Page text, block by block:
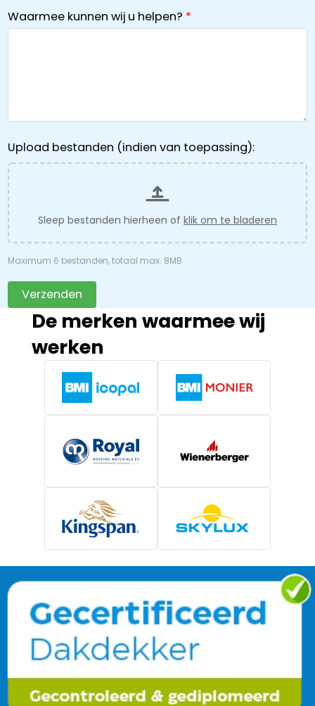
Waarmee kunnen wij u helpen?
Upload bestanden (indien van toepassing):
Sleep bestanden hierheen of klik om te bladeren
Maximum 6 bestanden, totaal max. 8MB
Verzenden
De merken waarmee wij
werken